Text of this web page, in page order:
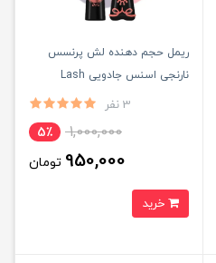
ریمل حجم دهنده لش پرنسس
نارنجی اسنس جادویی Lash
3 نفر
1,000,000 5٪
950,000 تومان